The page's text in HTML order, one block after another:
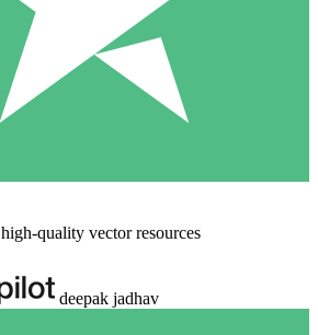
quality vector resources
deepak jadhav